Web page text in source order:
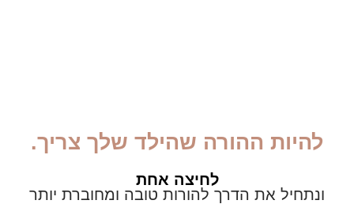
להיות ההורה שהילד שלך צריך.
לחיצה אחת
ונתחיל את הדרך להורות טובה ומחוברת יותר